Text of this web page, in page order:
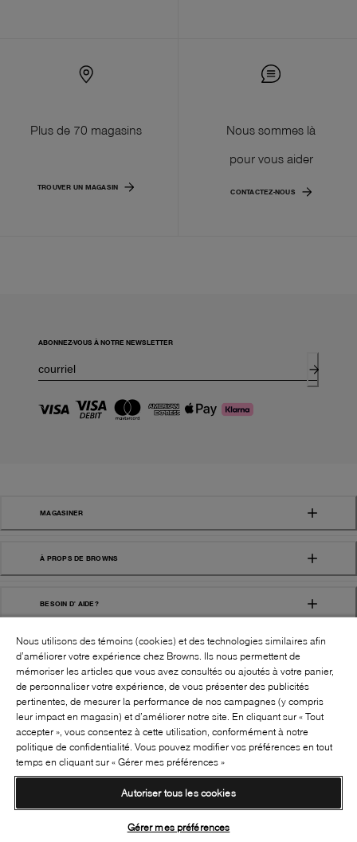
Plus de 70 magasins
TROUVER UN MAGASIN
Nous sommes là
pour vous aider
CONTACTEZ-NOUS
ABONNEZ-VOUS À NOTRE NEWSLETTER
MAGASINER
À PROPS DE BROWNS
BESOIN D' AIDE?
BROWNS SHOES INC. TOUS DROITS
RÉSERVÉS
Conditions générales Politique de confidentialité
Transparence de la chaîne d’approvisionnement
SUIVEZ-NOUS!:
Nous utilisons des témoins (cookies) et des technologies similaires afin
d’améliorer votre expérience chez Browns. Ils nous permettent de
mémoriser les articles que vous avez consultés ou ajoutés à votre panier,
de personnaliser votre expérience, de vous présenter des publicités
pertinentes, de mesurer la performance de nos campagnes (y compris
leur impact en magasin) et d’améliorer notre site. En cliquant sur « Tout
accepter », vous consentez à cette utilisation, conformément à notre
politique de confidentialité. Vous pouvez modifier vos préférences en tout
temps en cliquant sur « Gérer mes préférences »
Autoriser tous les cookies
Gérer mes préférences